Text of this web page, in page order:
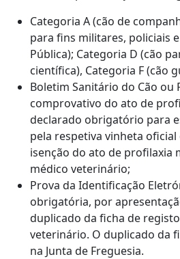
Categoria A (cão de
para fins militares, policiais
Pública); Categoria D (cão
científica), Categoria F (cão
Boletim Sanitário do Cão ou
comprovativo do ato de
declarado obrigatório para
pela respetiva vinheta
isenção do ato de profilaxia
médico veterinário;
Prova da Identificação
obrigatória, por
duplicado da ficha de
veterinário. O duplicado da
na Junta de Freguesia.